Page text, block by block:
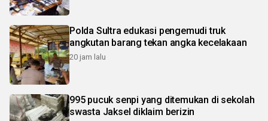
Polda Sultra edukasi pengemudi truk
angkutan barang tekan angka kecelakaan
20 jam lalu
995 pucuk senpi yang ditemukan di sekolah
swasta Jaksel diklaim berizin